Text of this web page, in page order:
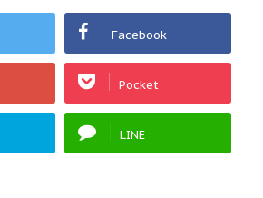
Facebook
Pocket
LINE